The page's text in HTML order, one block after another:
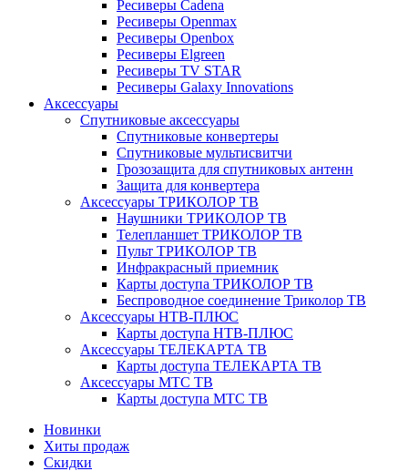
Ресиверы Cadena
Ресиверы Openmax
Ресиверы Openbox
Ресиверы Elgreen
Ресиверы TV STAR
Ресиверы Galaxy Innovations
Аксессуары
Спутниковые аксессуары
Спутниковые конвертеры
Спутниковые мультисвитчи
Грозозащита для спутниковых антенн
Защита для конвертера
Аксессуары ТРИКОЛОР ТВ
Наушники ТРИКОЛОР ТВ
Телепланшет ТРИКОЛОР ТВ
Пульт ТРИКОЛОР ТВ
Инфракрасный приемник
Карты доступа ТРИКОЛОР ТВ
Беспроводное соединение Триколор ТВ
Аксессуары НТВ-ПЛЮС
Карты доступа НТВ-ПЛЮС
Аксессуары ТЕЛЕКАРТА ТВ
Карты доступа ТЕЛЕКАРТА ТВ
Аксессуары МТС ТВ
Карты доступа МТС ТВ
Новинки
Хиты продаж
Скидки